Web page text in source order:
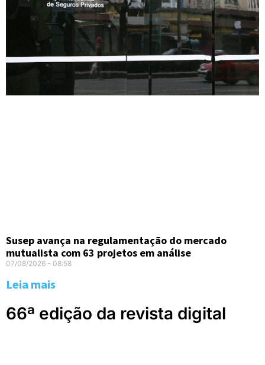
Susep avança na regulamentação do mercado
mutualista com 63 projetos em análise
07/08/2026 08:58
Leia mais
66ª edição da revista digital